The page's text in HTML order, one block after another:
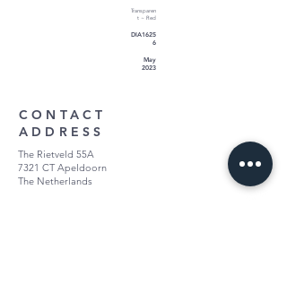
Transparen
t ~ Red
DIA1625
6
May
2023
CONTACT
ADDRESS
The Rietveld 55A
7321 CT Apeldoorn
The Netherlands